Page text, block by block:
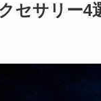
セサリー4